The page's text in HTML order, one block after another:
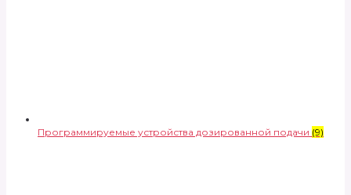
Программируемые устройства дозированной подачи (9)